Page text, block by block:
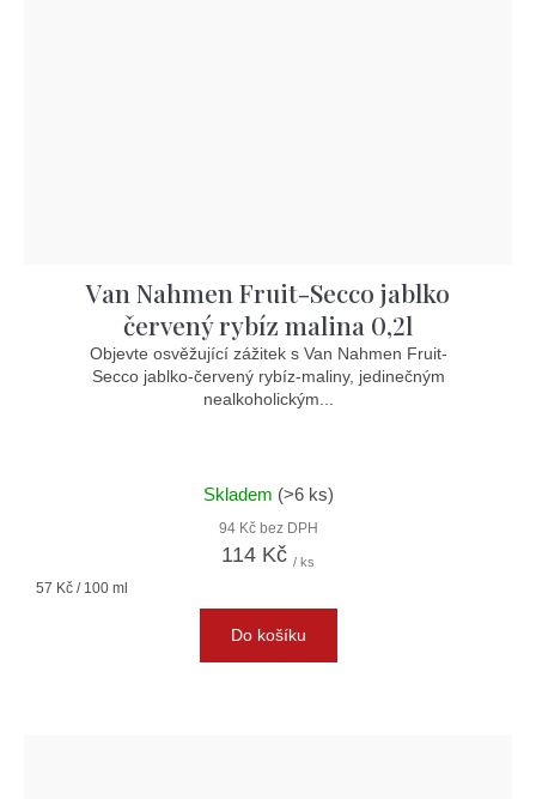
Van Nahmen Fruit-Secco jablko
červený rybíz malina 0,2l
Objevte osvěžující zážitek s Van Nahmen Fruit-
Secco jablko-červený rybíz-maliny, jedinečným
nealkoholickým...
Skladem (>6 ks)
94 Kč bez DPH
114 Kč / ks
Měrná
57 Kč / 100 ml
Do košíku